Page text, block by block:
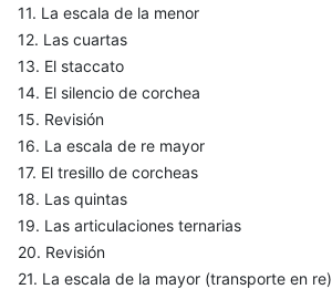
11. La escala de la menor
12. Las cuartas
13. El staccato
14. El silencio de corchea
15. Revisión
16. La escala de re mayor
17. El tresillo de corcheas
18. Las quintas
19. Las articulaciones ternarias
20. Revisión
21. La escala de la mayor (transporte en re)